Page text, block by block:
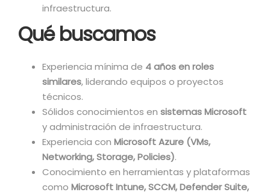
infraestructura.
Qué buscamos
Experiencia mínima de 4 años en roles
similares, liderando equipos o proyectos
técnicos.
Sólidos conocimientos en sistemas Microsoft
y administración de infraestructura.
Experiencia con Microsoft Azure (VMs,
Networking, Storage, Policies).
Conocimiento en herramientas y plataformas
como Microsoft Intune, SCCM, Defender Suite,